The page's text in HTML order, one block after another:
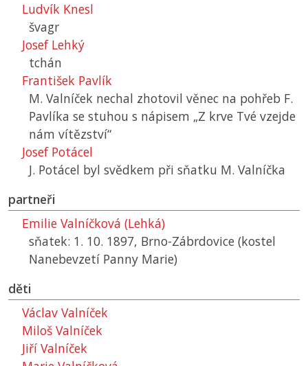
Ludvík Knesl
švagr
Josef Lehký
tchán
František Pavlík
M. Valníček nechal zhotovil věnec na pohřeb F.
Pavlíka se stuhou s nápisem „Z krve Tvé vzejde
nám vítězství“
Josef Potácel
J. Potácel byl svědkem při sňatku M. Valníčka
partneři
Emilie Valníčková (Lehká)
sňatek: 1. 10. 1897, Brno-Zábrdovice (kostel
Nanebevzetí Panny Marie)
děti
Václav Valníček
Miloš Valníček
Jiří Valníček